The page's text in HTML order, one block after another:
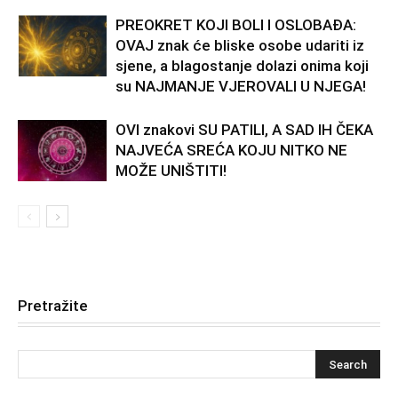
PREOKRET KOJI BOLI I OSLOBAĐA:
OVAJ znak će bliske osobe udariti iz
sjene, a blagostanje dolazi onima koji
su NAJMANJE VJEROVALI U NJEGA!
OVI znakovi SU PATILI, A SAD IH ČEKA
NAJVEĆA SREĆA KOJU NITKO NE
MOŽE UNIŠTITI!
Pretražite